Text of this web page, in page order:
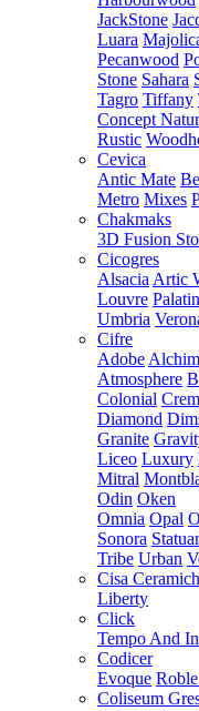
JackStone
Luara
Pecanwood
Stone Sahara
Tagro Tiffany
Concept
Rustic
Cevica
Antic Mate
Metro Mixes
Chakmaks
3D Fusion
Cicogres
Alsacia Artic
Louvre
Umbria
Cifre
Adobe
Atmosphere
Colonial
Diamond
Granite
Liceo Luxury
Mitral
Odin Oken
Omnia Opal
Sonora
Tribe Urban
Cisa
Liberty
Click
Tempo And
Codicer
Evoque
Coliseum